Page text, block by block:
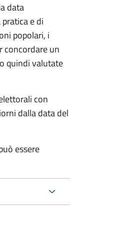
data
e di
popolari, i
concordare un
quindi valutate
con
dalla data del
essere